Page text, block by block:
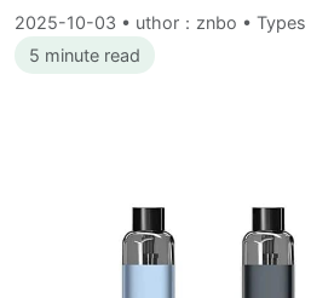
2025-10-03 • uthor：znbo • Types
5 minute read